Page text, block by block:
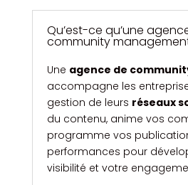
Qu’est-ce qu’une
community
Une agence de
accompagne les
gestion de leurs réseaux
du contenu, anime vos
programme vos
performances pour
visibilité et votre